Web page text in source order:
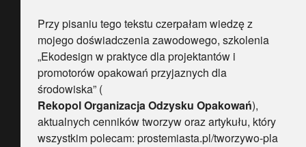
Przy pisaniu tego tekstu czerpałam wiedzę z
mojego doświadczenia zawodowego, szkolenia
„Ekodesign w praktyce dla projektantów i
promotorów opakowań przyjaznych dla
środowiska” (
Rekopol Organizacja Odzysku Opakowań),
aktualnych cenników tworzyw oraz artykułu, który
wszystkim polecam: prostemiasta.pl/tworzywo-pla